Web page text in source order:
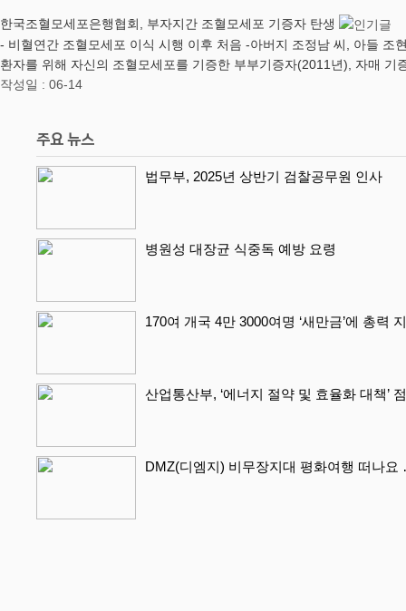
한국조혈모세포은행협회, 부자지간 조혈모세포 기증자 탄생
- 비혈연간 조혈모세포 이식 시행 이후 처음 -아버지 조정남 씨, 아들
환자를 위해 자신의 조혈모세포를 기증한 부부기증자(2011년), 자매
작성일 : 06-14
주요 뉴스
법무부, 2025년 상반기 검찰공무원 인사
병원성 대장균 식중독 예방 요령
170여 개국 4만 3000여명 ‘새만금’에 총력
산업통산부, ‘에너지 절약 및 효율화 대책’